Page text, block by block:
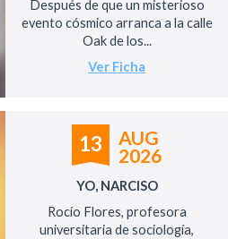
Después de que un misterioso
evento cósmico arranca a la calle
Oak de los...
Ver Ficha
13
AUG
2026
YO, NARCISO
Rocío Flores, profesora
universitaria de sociología,